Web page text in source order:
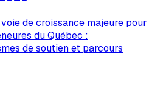
de croissance majeure pour
du Québec :
de soutien et parcours